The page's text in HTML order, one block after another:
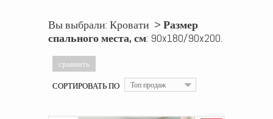
Вы выбрали: Кровати > Размер
спального места, см: 90x180/90x200.
СОРТИРОВАТЬ ПО Топ продаж